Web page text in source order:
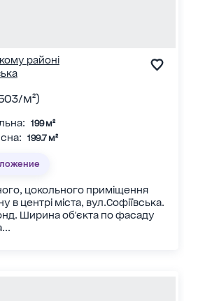
районі
м²)
199 м²
199.7 м²
цокольного приміщення
в центрі міста, вул.Софіївська.
Ширина об'єкта по фасаду